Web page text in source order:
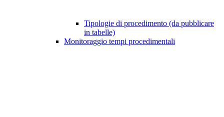
Tipologie di procedimento (da pubblicare
in tabelle)
Monitoraggio tempi procedimentali